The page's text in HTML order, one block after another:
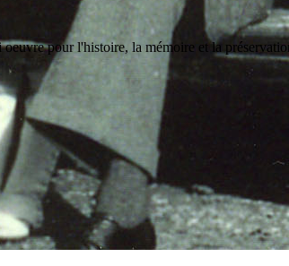
pour l'histoire, la mémoire et la